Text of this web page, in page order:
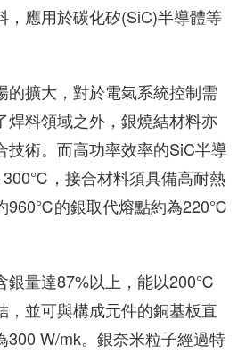
，應用於碳化矽(SiC)半導體等
的擴大，對於電氣系統控制需
焊料領域之外，銀燒結材料亦
技術。而高功率效率的SiC半導
，接合材料須具備高耐熱
960℃的銀取代熔點約為220℃
銀量達87%以上，能以200℃
，並可與構成元件的銅基板直
300 W/mk。銀奈米粒子經過特